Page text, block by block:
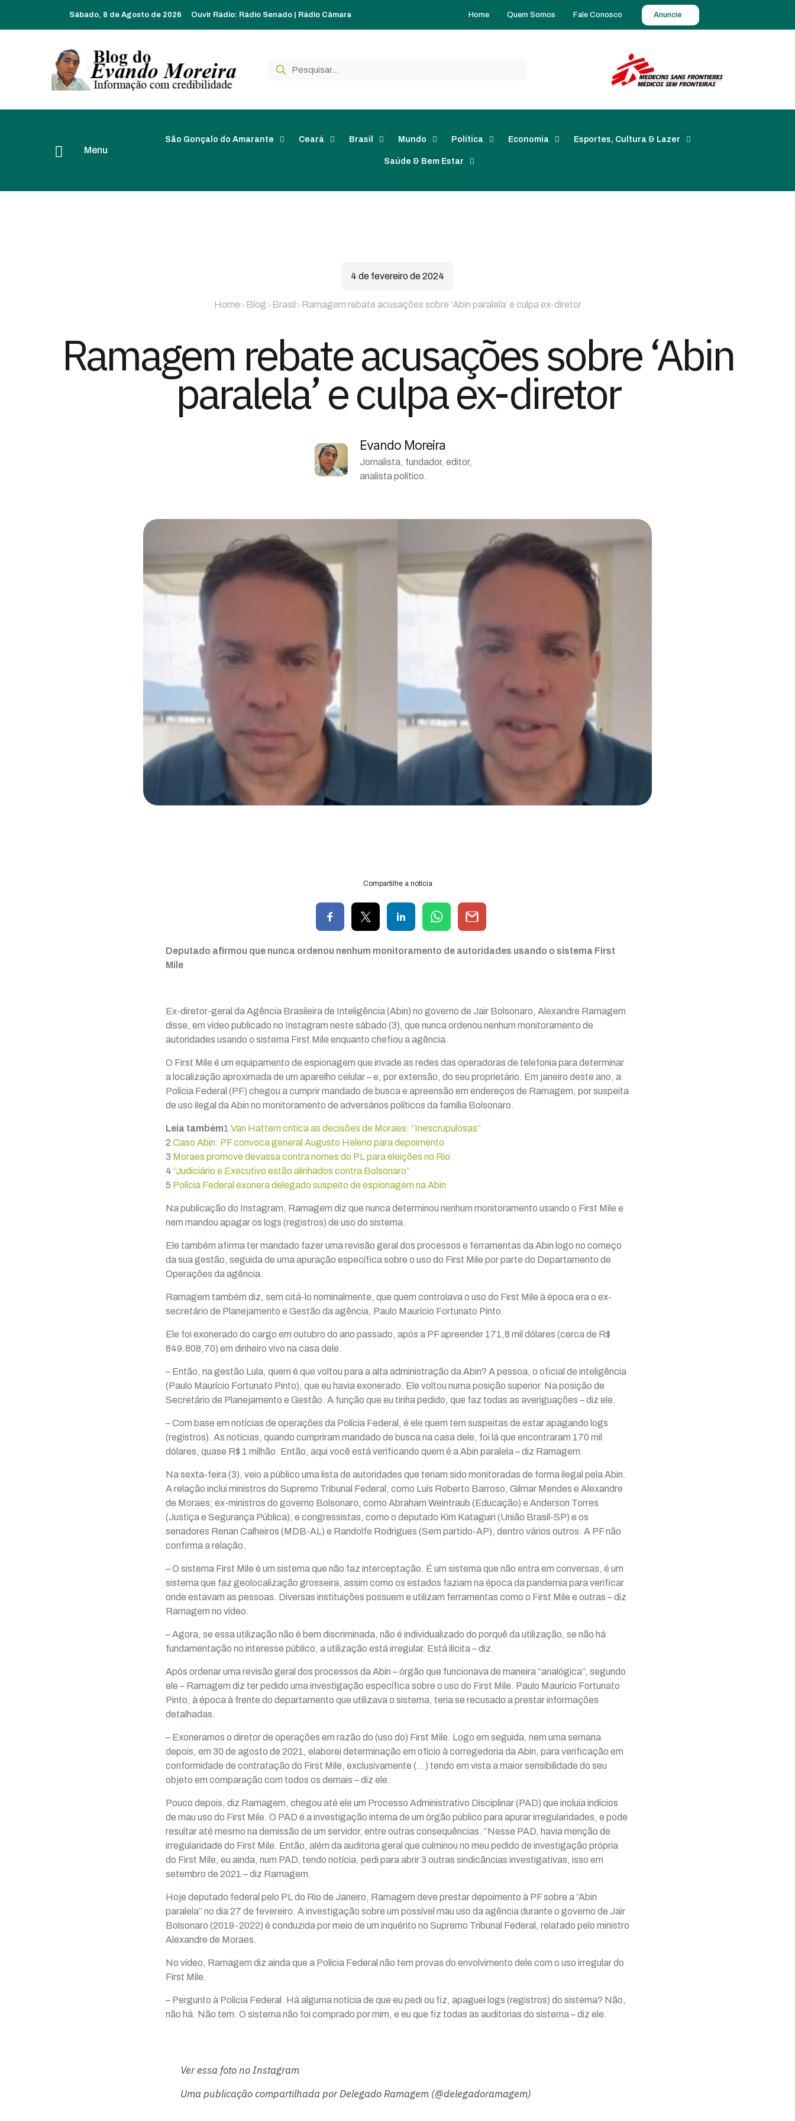
Sábado, 8 de Agosto de 2026 Ouvir Rádio: Rádio Senado Rádio Câmara Home Quem Somos Fale Conosco Anuncie
Menu
São Gonçalo do Amarante Ceará Brasil Mundo Política Economia Esportes, Cultura & Lazer
Saúde & Bem Estar
4 de fevereiro de 2024
Home> Blog> Brasil > Ramagem rebate acusações sobre ‘Abin paralela’ e culpa ex-diretor
Ramagem rebate acusações sobre ‘Abin
paralela’ e culpa ex-diretor
Evando Moreira
Jornalista, fundador, editor,
analista político.
Compartilhe a notícia
Deputado afirmou que nunca ordenou nenhum monitoramento de autoridades usando o sistema First
Mile
Ex-diretor-geral da Agência Brasileira de Inteligência (Abin) no governo de Jair Bolsonaro, Alexandre Ramagem
disse, em vídeo publicado no Instagram neste sábado (3), que nunca ordenou nenhum monitoramento de
autoridades usando o sistema First Mile enquanto chefiou a agência.
O First Mile é um equipamento de espionagem que invade as redes das operadoras de telefonia para determinar
a localização aproximada de um aparelho celular – e, por extensão, do seu proprietário. Em janeiro deste ano, a
Polícia Federal (PF) chegou a cumprir mandado de busca e apreensão em endereços de Ramagem, por suspeita
de uso ilegal da Abin no monitoramento de adversários políticos da família Bolsonaro.
Leia também1 Van Hattem critica as decisões de Moraes: “Inescrupulosas”
2 Caso Abin: PF convoca general Augusto Heleno para depoimento
3 Moraes promove devassa contra nomes do PL para eleições no Rio
4 “Judiciário e Executivo estão alinhados contra Bolsonaro”
5 Polícia Federal exonera delegado suspeito de espionagem na Abin
Na publicação do Instagram, Ramagem diz que nunca determinou nenhum monitoramento usando o First Mile e
nem mandou apagar os logs (registros) de uso do sistema.
Ele também afirma ter mandado fazer uma revisão geral dos processos e ferramentas da Abin logo no começo
da sua gestão, seguida de uma apuração específica sobre o uso do First Mile por parte do Departamento de
Operações da agência.
Ramagem também diz, sem citá-lo nominalmente, que quem controlava o uso do First Mile à época era o ex-
secretário de Planejamento e Gestão da agência, Paulo Maurício Fortunato Pinto.
Ele foi exonerado do cargo em outubro do ano passado, após a PF apreender 171,8 mil dólares (cerca de R$
849.808,70) em dinheiro vivo na casa dele.
– Então, na gestão Lula, quem é que voltou para a alta administração da Abin? A pessoa, o oficial de inteligência
(Paulo Maurício Fortunato Pinto), que eu havia exonerado. Ele voltou numa posição superior. Na posição de
Secretário de Planejamento e Gestão. A função que eu tinha pedido, que faz todas as averiguações – diz ele.
– Com base em notícias de operações da Polícia Federal, é ele quem tem suspeitas de estar apagando logs
(registros). As notícias, quando cumpriram mandado de busca na casa dele, foi lá que encontraram 170 mil
dólares, quase R$ 1 milhão. Então, aqui você está verificando quem é a Abin paralela – diz Ramagem.
Na sexta-feira (3), veio a público uma lista de autoridades que teriam sido monitoradas de forma ilegal pela Abin.
A relação inclui ministros do Supremo Tribunal Federal, como Luís Roberto Barroso, Gilmar Mendes e Alexandre
de Moraes; ex-ministros do governo Bolsonaro, como Abraham Weintraub (Educação) e Anderson Torres
(Justiça e Segurança Pública); e congressistas, como o deputado Kim Kataguiri (União Brasil-SP) e os
senadores Renan Calheiros (MDB-AL) e Randolfe Rodrigues (Sem partido-AP), dentro vários outros. A PF não
confirma a relação.
– O sistema First Mile é um sistema que não faz interceptação. É um sistema que não entra em conversas, é um
sistema que faz geolocalização grosseira, assim como os estados faziam na época da pandemia para verificar
onde estavam as pessoas. Diversas instituições possuem e utilizam ferramentas como o First Mile e outras – diz
Ramagem no vídeo.
– Agora, se essa utilização não é bem discriminada, não é individualizado do porquê da utilização, se não há
fundamentação no interesse público, a utilização está irregular. Está ilícita – diz.
Após ordenar uma revisão geral dos processos da Abin – órgão que funcionava de maneira “analógica”, segundo
ele – Ramagem diz ter pedido uma investigação específica sobre o uso do First Mile. Paulo Maurício Fortunato
Pinto, à época à frente do departamento que utilizava o sistema, teria se recusado a prestar informações
detalhadas.
– Exoneramos o diretor de operações em razão do (uso do) First Mile. Logo em seguida, nem uma semana
depois, em 30 de agosto de 2021, elaborei determinação em ofício à corregedoria da Abin, para verificação em
conformidade de contratação do First Mile, exclusivamente (…) tendo em vista a maior sensibilidade do seu
objeto em comparação com todos os demais – diz ele.
Pouco depois, diz Ramagem, chegou até ele um Processo Administrativo Disciplinar (PAD) que incluía indícios
de mau uso do First Mile. O PAD é a investigação interna de um órgão público para apurar irregularidades, e pode
resultar até mesmo na demissão de um servidor, entre outras consequências. “Nesse PAD, havia menção de
irregularidade do First Mile. Então, além da auditoria geral que culminou no meu pedido de investigação própria
do First Mile, eu ainda, num PAD, tendo notícia, pedi para abrir 3 outras sindicâncias investigativas, isso em
setembro de 2021 – diz Ramagem.
Hoje deputado federal pelo PL do Rio de Janeiro, Ramagem deve prestar depoimento à PF sobre a “Abin
paralela” no dia 27 de fevereiro. A investigação sobre um possível mau uso da agência durante o governo de Jair
Bolsonaro (2019-2022) é conduzida por meio de um inquérito no Supremo Tribunal Federal, relatado pelo ministro
Alexandre de Moraes.
No vídeo, Ramagem diz ainda que a Polícia Federal não tem provas do envolvimento dele com o uso irregular do
First Mile.
– Pergunto à Polícia Federal. Há alguma notícia de que eu pedi ou fiz, apaguei logs (registros) do sistema? Não,
não há. Não tem. O sistema não foi comprado por mim, e eu que fiz todas as auditorias do sistema – diz ele.
Ver essa foto no Instagram
Uma publicação compartilhada por Delegado Ramagem (@delegadoramagem)